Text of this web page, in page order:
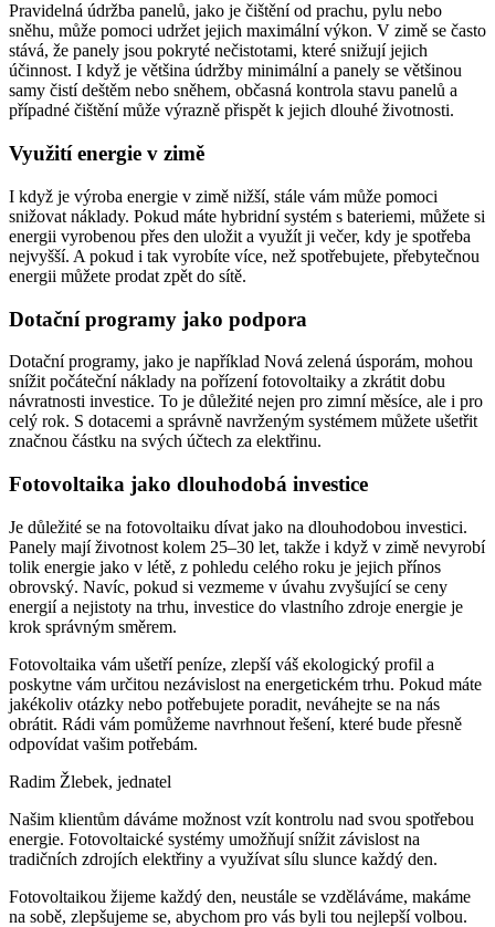
Pravidelná údržba panelů, jako je čištění od prachu, pylu nebo
sněhu, může pomoci udržet jejich maximální výkon. V zimě se často
stává, že panely jsou pokryté nečistotami, které snižují jejich
účinnost. I když je většina údržby minimální a panely se většinou
samy čistí deštěm nebo sněhem, občasná kontrola stavu panelů a
případné čištění může výrazně přispět k jejich dlouhé životnosti.
Využití energie v zimě
I když je výroba energie v zimě nižší, stále vám může pomoci
snižovat náklady. Pokud máte hybridní systém s bateriemi, můžete si
energii vyrobenou přes den uložit a využít ji večer, kdy je spotřeba
nejvyšší. A pokud i tak vyrobíte více, než spotřebujete, přebytečnou
energii můžete prodat zpět do sítě.
Dotační programy jako podpora
Dotační programy, jako je například Nová zelená úsporám, mohou
snížit počáteční náklady na pořízení fotovoltaiky a zkrátit dobu
návratnosti investice. To je důležité nejen pro zimní měsíce, ale i pro
celý rok. S dotacemi a správně navrženým systémem můžete ušetřit
značnou částku na svých účtech za elektřinu.
Fotovoltaika jako dlouhodobá investice
Je důležité se na fotovoltaiku dívat jako na dlouhodobou investici.
Panely mají životnost kolem 25–30 let, takže i když v zimě nevyrobí
tolik energie jako v létě, z pohledu celého roku je jejich přínos
obrovský. Navíc, pokud si vezmeme v úvahu zvyšující se ceny
energií a nejistoty na trhu, investice do vlastního zdroje energie je
krok správným směrem.
Fotovoltaika vám ušetří peníze, zlepší váš ekologický profil a
poskytne vám určitou nezávislost na energetickém trhu. Pokud máte
jakékoliv otázky nebo potřebujete poradit, neváhejte se na nás
obrátit. Rádi vám pomůžeme navrhnout řešení, které bude přesně
odpovídat vašim potřebám.
Radim Žlebek, jednatel
Našim klientům dáváme možnost vzít kontrolu nad svou spotřebou
energie. Fotovoltaické systémy umožňují snížit závislost na
tradičních zdrojích elektřiny a využívat sílu slunce každý den.
Fotovoltaikou žijeme každý den, neustále se vzděláváme, makáme
na sobě, zlepšujeme se, abychom pro vás byli tou nejlepší volbou.